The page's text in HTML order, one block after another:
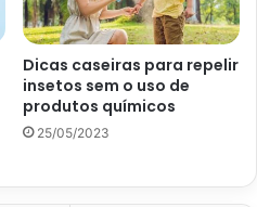
sem estragar? Faça isso em
Dicas caseiras para repelir
insetos sem o uso de
produtos químicos
25/05/2023